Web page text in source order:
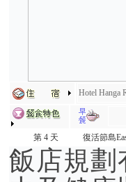
Hotel Hanga
第 4 天 復活節島
飯店規劃